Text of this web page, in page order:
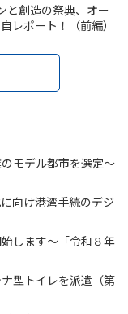
と創造の祭典、オー
レポート！（前編）
モデル都市を選定〜
向け港湾手続のデジ
します〜「令和８年
型トイレを派遣（第